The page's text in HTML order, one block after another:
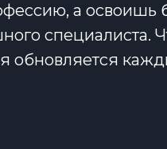
а освоишь
специалиста.
обновляется